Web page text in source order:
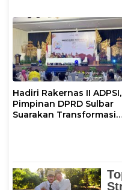
Hadiri Rakernas II ADPSI,
Pimpinan DPRD Sulbar
Suarakan Transformasi